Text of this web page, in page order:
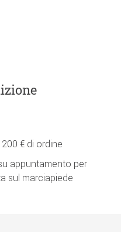
€ di ordine
appuntamento per
sul marciapiede